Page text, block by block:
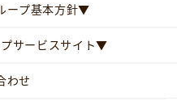
ープ基本方針▼
サービスサイト▼
わせ